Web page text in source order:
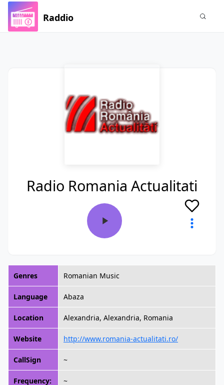
Raddio
Radio Romania Actualitati
Genres Romanian Music
Language Abaza
Location Alexandria, Alexandria, Romania
Website http://www.romania-actualitati.ro/
CallSign ~
Frequency: ~